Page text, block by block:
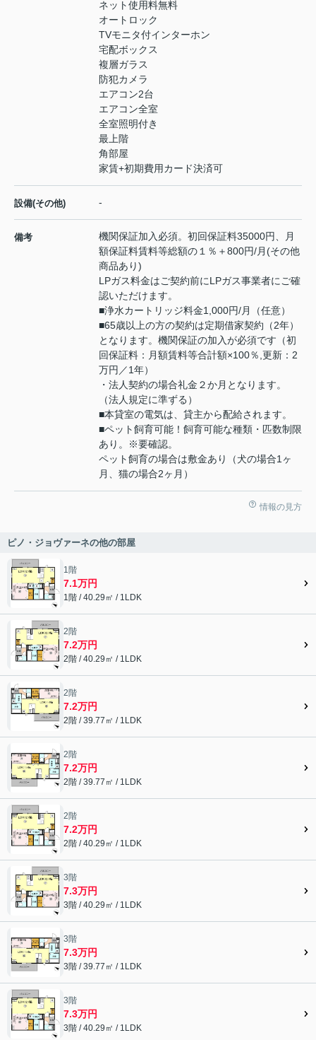
ネット使用料無料
オートロック
TVモニタ付インターホン
宅配ボックス
複層ガラス
防犯カメラ
エアコン2台
エアコン全室
全室照明付き
最上階
角部屋
家賃+初期費用カード決済可
設備(その他) -
備考
機関保証加入必須。初回保証料35000円、月
額保証料賃料等総額の１％＋800円/月(その他
商品あり)
LPガス料金はご契約前にLPガス事業者にご確
認いただけます。
■浄水カートリッジ料金1,000円/月（任意）
■65歳以上の方の契約は定期借家契約（2年）
となります。機関保証の加入が必須です（初
回保証料：月額賃料等合計額×100％,更新：2
万円／1年）
・法人契約の場合礼金２か月となります。
（法人規定に準ずる）
■本貸室の電気は、貸主から配給されます。
■ペット飼育可能！飼育可能な種類・匹数制限
あり。※要確認。
ペット飼育の場合は敷金あり（犬の場合1ヶ
月、猫の場合2ヶ月）
情報の見方
ピノ・ジョヴァーネの他の部屋
1階
7.1万円
1階 / 40.29㎡ / 1LDK
2階
7.2万円
2階 / 40.29㎡ / 1LDK
2階
7.2万円
2階 / 39.77㎡ / 1LDK
2階
7.2万円
2階 / 39.77㎡ / 1LDK
2階
7.2万円
2階 / 40.29㎡ / 1LDK
3階
7.3万円
3階 / 40.29㎡ / 1LDK
3階
7.3万円
3階 / 39.77㎡ / 1LDK
3階
7.3万円
3階 / 40.29㎡ / 1LDK